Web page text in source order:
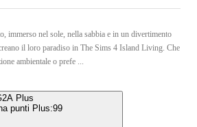
immerso nel sole, nella sabbia e in un divertimento
il loro paradiso in The Sims 4 Island Living. Che
ambientale o prefe ...
Plus
punti Plus:99